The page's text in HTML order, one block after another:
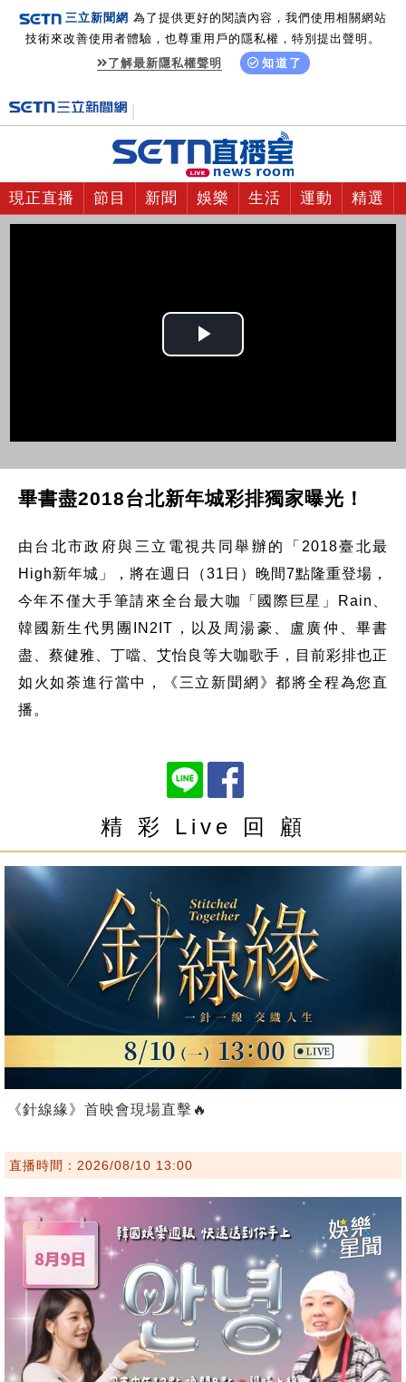
三立新聞網 為了提供更好的閱讀內容，我們使用相關網站
技術來改善使用者體驗，也尊重用戶的隱私權，特別提出聲明。
了解最新隱私權聲明
知道了
現正直播 節目 新聞 娛樂 生活 運動 精選
Play
畢書盡2018台北新年城彩排獨家曝光！
由台北市政府與三立電視共同舉辦的「2018臺北最
High新年城」，將在週日（31日）晚間7點隆重登場，
今年不僅大手筆請來全台最大咖「國際巨星」Rain、
韓國新生代男團IN2IT，以及周湯豪、盧廣仲、畢書
盡、蔡健雅、丁噹、艾怡良等大咖歌手，目前彩排也正
如火如荼進行當中，《三立新聞網》都將全程為您直
播。
精 彩 Live 回 顧
《針線緣》首映會現場直擊🔥
直播時間：2026/08/10 13:00